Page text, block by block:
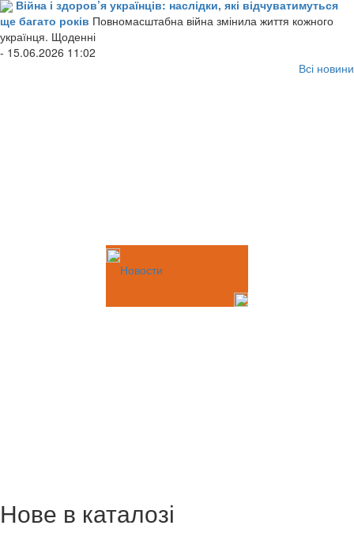
Війна і здоров’я українців: наслідки, які відчуватимуться
ще багато років Повномасштабна війна змінила життя кожного
українця. Щоденні
- 15.06.2026 11:02
Всі новини
Новости
Нове в каталозі